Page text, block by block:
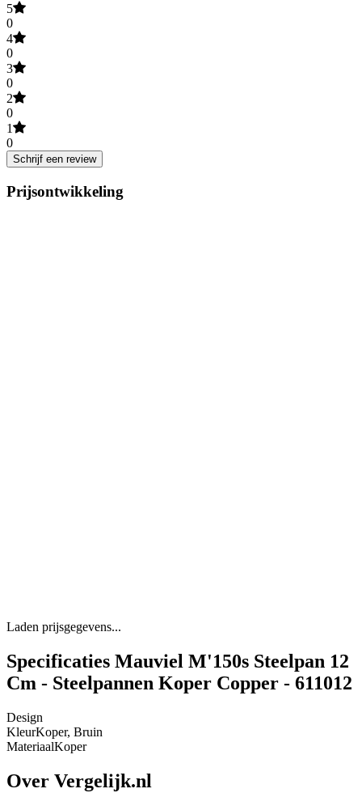
5
0
4
0
3
0
2
0
1
0
Schrijf een review
Prijsontwikkeling
Laden prijsgegevens...
Specificaties Mauviel M'150s Steelpan 12
Cm - Steelpannen Koper Copper - 611012
Design
KleurKoper, Bruin
MateriaalKoper
Over Vergelijk.nl